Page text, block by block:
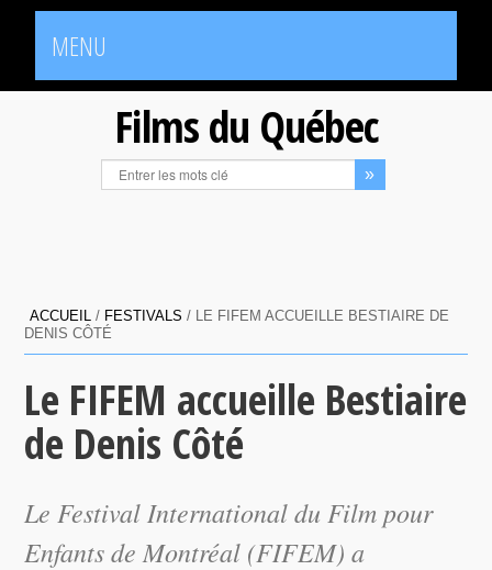
MENU
Films du Québec
ACCUEIL / FESTIVALS / LE FIFEM ACCUEILLE BESTIAIRE DE
DENIS CÔTÉ
Le FIFEM accueille Bestiaire
de Denis Côté
Le Festival International du Film pour
Enfants de Montréal (FIFEM) a